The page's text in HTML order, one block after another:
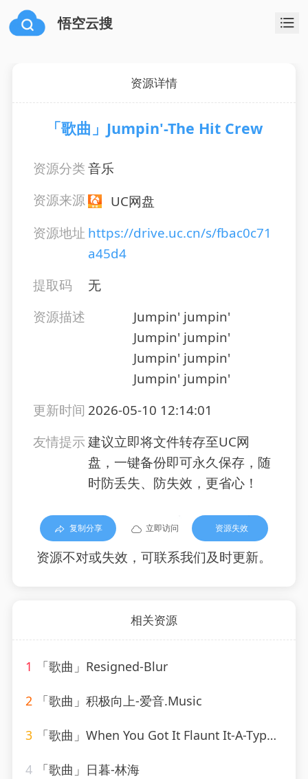
悟空云搜
资源详情
「歌曲」Jumpin'-The Hit Crew
资源分类音乐
资源来源
UC网盘
资源地址 https://drive.uc.cn/s/fbac0c71
a45d4
提取码
无
资源描述
Jumpin' jumpin'
Jumpin' jumpin'
Jumpin' jumpin'
Jumpin' jumpin'
更新时间 2026-05-10 12:14:01
友情提示建议立即将文件转存至UC网
盘，一键备份即可永久保存，随
时防丢失、防失效，更省心！
复制分享 立即访问 资源失效
资源不对或失效，可联系我们及时更新。
相关资源
1 「歌曲」Resigned-Blur
2 「歌曲」积极向上-爱音.Music
3 「歌曲」When You Got It Flaunt It-A-Type Player
4 「歌曲」日暮-林海